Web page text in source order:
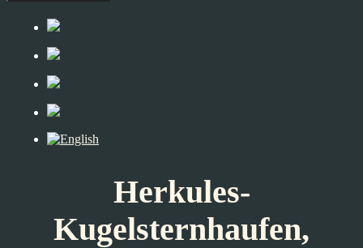
Herkules-
Kugelsternhaufen,